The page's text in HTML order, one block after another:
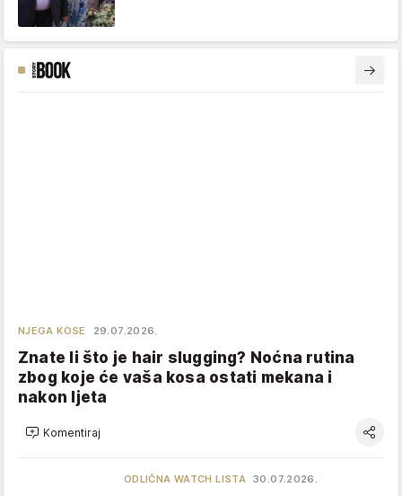
NJEGA KOSE 29.07.2026.
Znate li što je hair slugging? Noćna rutina
zbog koje će vaša kosa ostati mekana i
nakon ljeta
Komentiraj
ODLIČNA WATCH LISTA 30.07.2026.